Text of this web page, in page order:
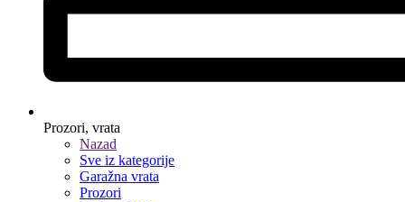
Prozori, vrata
Nazad
Sve iz kategorije
Garažna vrata
Prozori